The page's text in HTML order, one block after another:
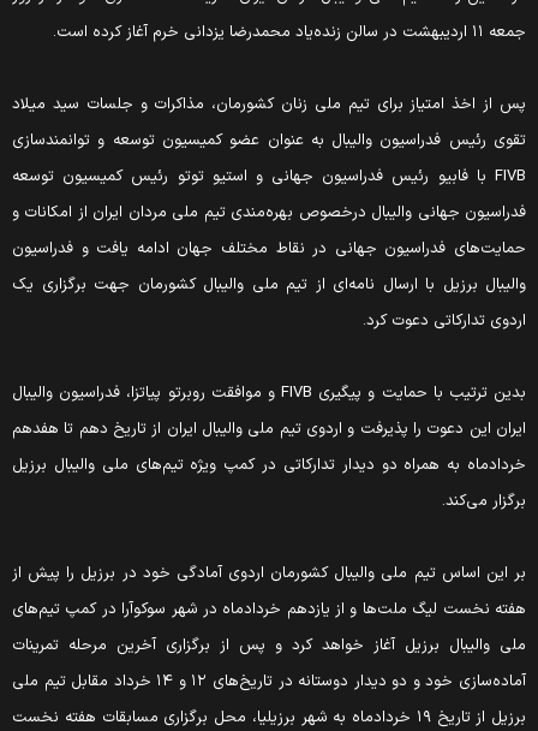
در سالن زنده‌یاد محمدرضا یزدانی خرم آغاز کرده است.
از اخذ امتیاز برای تیم ملی زنان کشورمان، مذاکرات و جلسات سید میلاد
رئیس فدراسیون والیبال به عنوان عضو کمیسیون توسعه و توانمندسازی
FIVB با فابیو رئیس فدراسیون جهانی و استیو توتو رئیس کمیسیون توسعه
جهانی والیبال درخصوص بهره‌مندی تیم ملی مردان ایران از امکانات و
فدراسیون جهانی در نقاط مختلف جهان ادامه یافت و فدراسیون
برزیل با ارسال نامه‌ای از تیم ملی والیبال کشورمان جهت برگزاری یک
تدارکاتی دعوت کرد.
بدین ترتیب با حمایت و پیگیری FIVB و موافقت روبرتو پیاتزا، فدراسیون والیبال
این دعوت را پذیرفت و اردوی تیم ملی والیبال ایران از تاریخ دهم تا هفدهم
به همراه دو دیدار تدارکاتی در کمپ ویژه تیم‌های ملی والیبال برزیل
می‌کند.
این اساس تیم ملی والیبال کشورمان اردوی آمادگی خود در برزیل را پیش از
نخست لیگ ملت‌ها و از یازدهم خردادماه در شهر سوکوآرا در کمپ تیم‌های
والیبال برزیل آغاز خواهد کرد و پس از برگزاری آخرین مرحله تمرینات
آماده‌سازی خود و دو دیدار دوستانه در تاریخ‌های ۱۲ و ۱۴ خرداد مقابل تیم ملی
برزیل از تاریخ ۱۹ خردادماه به شهر برزیلیا، محل برگزاری مسابقات هفته نخست